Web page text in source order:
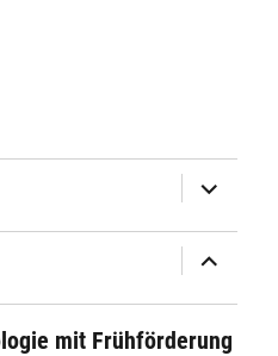
öffnen
öffnen
mit Frühförderung